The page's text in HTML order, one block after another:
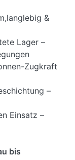
&
Lager –
Zugkraft
–
Einsatz –
bis